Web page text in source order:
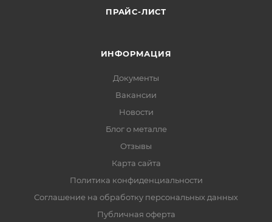
ПРАЙС-ЛИСТ
ИНФОРМАЦИЯ
Документы
Вакансии
Новости
Блог о металле
Отзывы
Карта сайта
Политика конфиденциальности
Соглашение на обработку персональных данных
Публичная оферта